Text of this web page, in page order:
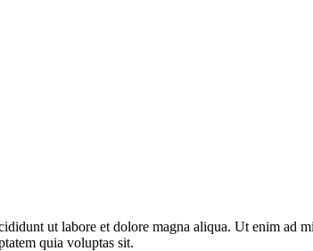
ut labore et dolore magna aliqua. Ut enim ad
quia voluptas sit.